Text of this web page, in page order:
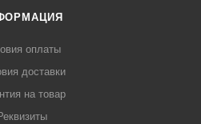
оплаты
доставки
на товар